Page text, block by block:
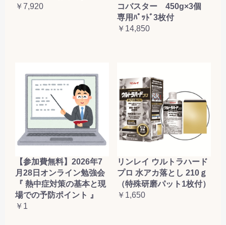
￥7,920
コバスター 450g×3個
専用ﾊﾟｯﾄﾞ3枚付
￥14,850
【参加費無料】2026年7
月28日オンライン勉強会
『 熱中症対策の基本と現
場での予防ポイント 』
￥1
リンレイ ウルトラハード
プロ 水アカ落とし 210ｇ
（特殊研磨パット1枚付）
￥1,650